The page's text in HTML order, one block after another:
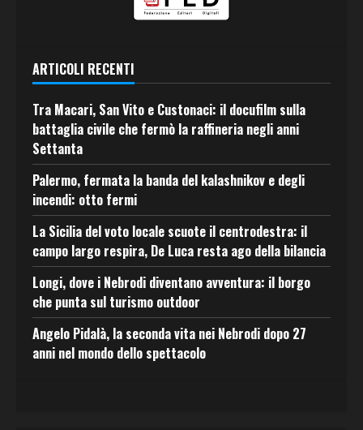
ARTICOLI RECENTI
Tra Macari, San Vito e Custonaci: il docufilm sulla
battaglia civile che fermò la raffineria negli anni
Settanta
Palermo, fermata la banda del kalashnikov e degli
incendi: otto fermi
La Sicilia del voto locale scuote il centrodestra: il
campo largo respira, De Luca resta ago della bilancia
Longi, dove i Nebrodi diventano avventura: il borgo
che punta sul turismo outdoor
Angelo Pidalà, la seconda vita nei Nebrodi dopo 27
anni nel mondo dello spettacolo